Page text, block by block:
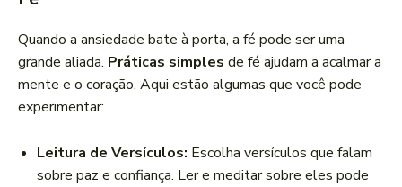
Quando a ansiedade bate à porta, a fé pode ser uma
grande aliada. Práticas simples de fé ajudam a acalmar a
mente e o coração. Aqui estão algumas que você pode
experimentar:
Leitura de Versículos: Escolha versículos que falam
sobre paz e confiança. Ler e meditar sobre eles pode